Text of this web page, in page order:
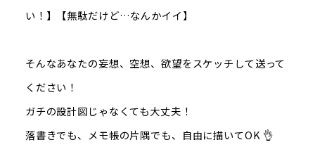
い！】【無駄だけど…なんかイイ】
そんなあなたの妄想、空想、欲望をスケッチして送って
ください！
ガチの設計図じゃなくても大丈夫！
落書きでも、メモ帳の片隅でも、自由に描いてOK 👌